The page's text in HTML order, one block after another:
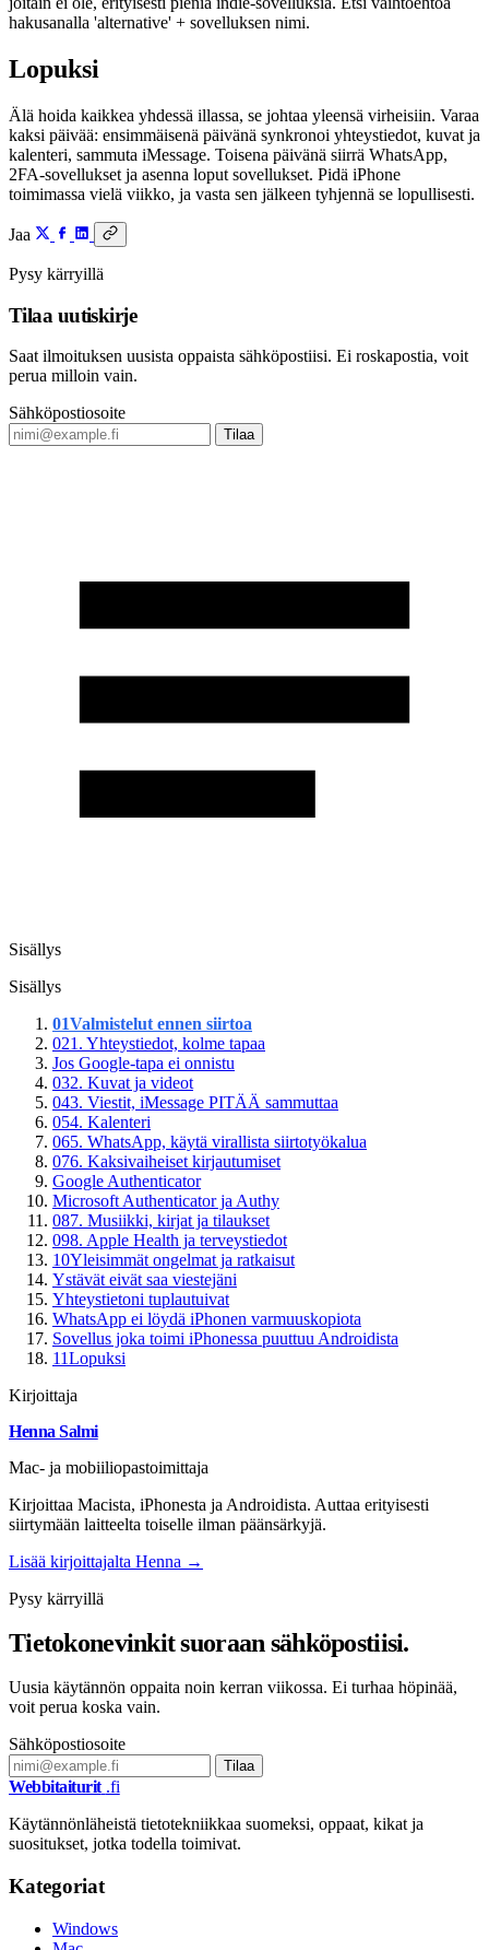
hakusanalla 'alternative' + sovelluksen nimi.
Lopuksi
Älä hoida kaikkea yhdessä illassa, se johtaa yleensä virheisiin. Varaa
kaksi päivää: ensimmäisenä päivänä synkronoi yhteystiedot, kuvat ja
kalenteri, sammuta iMessage. Toisena päivänä siirrä WhatsApp,
2FA-sovellukset ja asenna loput sovellukset. Pidä iPhone
toimimassa vielä viikko, ja vasta sen jälkeen tyhjennä se lopullisesti.
Jaa
Pysy kärryillä
Tilaa uutiskirje
Saat ilmoituksen uusista oppaista sähköpostiisi. Ei roskapostia, voit
perua milloin vain.
Sähköpostiosoite
Tilaa
Sisällys
Sisällys
01Valmistelut ennen siirtoa
021. Yhteystiedot, kolme tapaa
Jos Google-tapa ei onnistu
032. Kuvat ja videot
043. Viestit, iMessage PITÄÄ sammuttaa
054. Kalenteri
065. WhatsApp, käytä virallista siirtotyökalua
076. Kaksivaiheiset kirjautumiset
Google Authenticator
Microsoft Authenticator ja Authy
087. Musiikki, kirjat ja tilaukset
098. Apple Health ja terveystiedot
10Yleisimmät ongelmat ja ratkaisut
Ystävät eivät saa viestejäni
Yhteystietoni tuplautuivat
WhatsApp ei löydä iPhonen varmuuskopiota
Sovellus joka toimi iPhonessa puuttuu Androidista
11Lopuksi
Kirjoittaja
Henna Salmi
Mac- ja mobiiliopastoimittaja
Kirjoittaa Macista, iPhonesta ja Androidista. Auttaa erityisesti
siirtymään laitteelta toiselle ilman päänsärkyjä.
Lisää kirjoittajalta Henna →
Pysy kärryillä
Tietokonevinkit suoraan sähköpostiisi.
Uusia käytännön oppaita noin kerran viikossa. Ei turhaa höpinää,
voit perua koska vain.
Sähköpostiosoite
Tilaa
Webbitaiturit .fi
Käytännönläheistä tietotekniikkaa suomeksi, oppaat, kikat ja
suositukset, jotka todella toimivat.
Kategoriat
Windows